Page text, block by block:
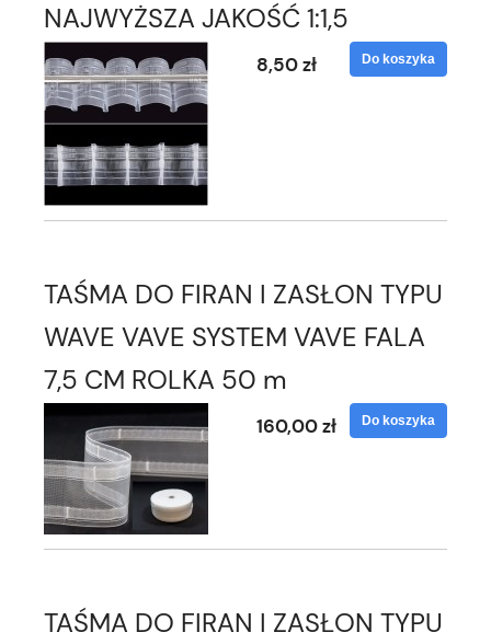
NAJWYŻSZA JAKOŚĆ 1:1,5
8,50 zł Do koszyka
TAŚMA DO FIRAN I ZASŁON TYPU
WAVE VAVE SYSTEM VAVE FALA
7,5 CM ROLKA 50 m
160,00 zł Do koszyka
TAŚMA DO FIRAN I ZASŁON TYPU